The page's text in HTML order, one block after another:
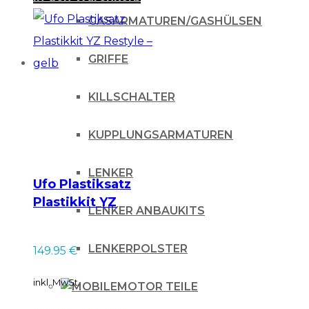
GASARMATUREN/GASHÜLSEN
GRIFFE
KILLSCHALTER
KUPPLUNGSARMATUREN
LENKER
LENKER ANBAUKITS
LENKERPOLSTER
MOTOR TEILE
Ufo Plastiksatz
Plastikkit YZ
Restyle – gelb
149.95 €
inkl. MwSt.